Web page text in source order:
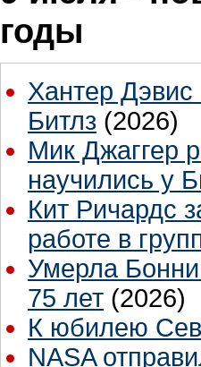
годы
Хантер Дэвис
Битлз (2026)
Мик Джаггер
научились у
Кит Ричардс
работе в
Умерла
75 лет (2026)
К юбилею
NASA